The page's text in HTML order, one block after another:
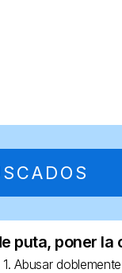
puta, poner la
Abusar